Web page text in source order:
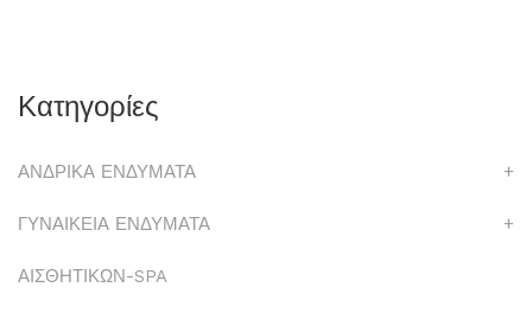
Κατηγορίες
ΑΝΔΡΙΚΑ ΕΝΔΥΜΑΤΑ +
ΓΥΝΑΙΚΕΙΑ ΕΝΔΥΜΑΤΑ +
ΑΙΣΘΗΤΙΚΩΝ-SPA